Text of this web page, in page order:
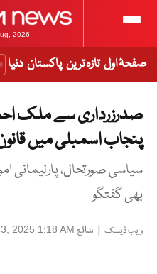
2026
صفحۂ اول تازہ ترین پاکستان دنیا
صدرزرداری سے ملک
پنجاب اسمبلی میں
سیاسی صورتحال، پارلیمانی
بھی گفتگو
ویب ڈیسک | شائع 2025 1:18 AM